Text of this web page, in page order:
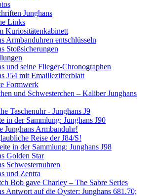
Junghans
Links
Kuriositätenkabinett
Armbanduhren entschlüsseln
Stoßsicherungen
und seine Flieger-Chronographen
J54 mit Emaillezifferblatt
Formwerk
und Schwesterchen – Kaliber Junghans
Taschenuhr - Junghans J9
in der Sammlung: Junghans J90
Junghans Armbanduhr!
Reise der J84/S!
in der Sammlung: Junghans J98
Golden Star
Schwesternuhren
und Zentra
Bob gave Charley – The Sabre Series
Antwort auf die Oyster: Junghans 681.70;